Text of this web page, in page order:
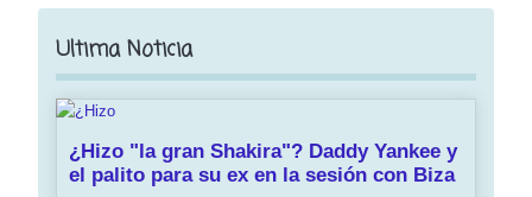
Ultima Noticia
¿Hizo "la gran Shakira"? Daddy Yankee y
el palito para su ex en la sesión con Biza